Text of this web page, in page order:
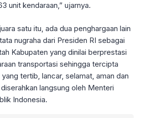
unit kendaraan,” ujarnya.
satu itu, ada dua penghargaan lain
nugraha dari Presiden RI sebagai
Kabupaten yang dinilai berprestasi
transportasi sehingga tercipta
tertib, lancar, selamat, aman dan
langsung oleh Menteri
Indonesia.